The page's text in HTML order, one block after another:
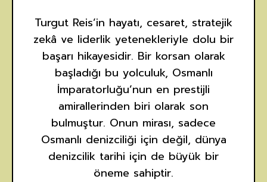
Turgut Reis’in hayatı, cesaret, stratejik
zekâ ve liderlik yetenekleriyle dolu bir
başarı hikayesidir. Bir korsan olarak
başladığı bu yolculuk, Osmanlı
İmparatorluğu’nun en prestijli
amirallerinden biri olarak son
bulmuştur. Onun mirası, sadece
Osmanlı denizciliği için değil, dünya
denizcilik tarihi için de büyük bir
öneme sahiptir.